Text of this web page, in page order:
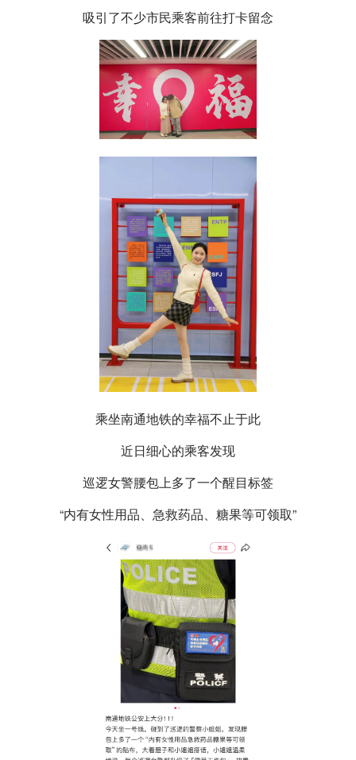
吸引了不少市民乘客前往打卡留念
乘坐南通地铁的幸福不止于此
近日细心的乘客发现
巡逻女警腰包上多了一个醒目标签
“内有女性用品、急救药品、糖果等可领取”